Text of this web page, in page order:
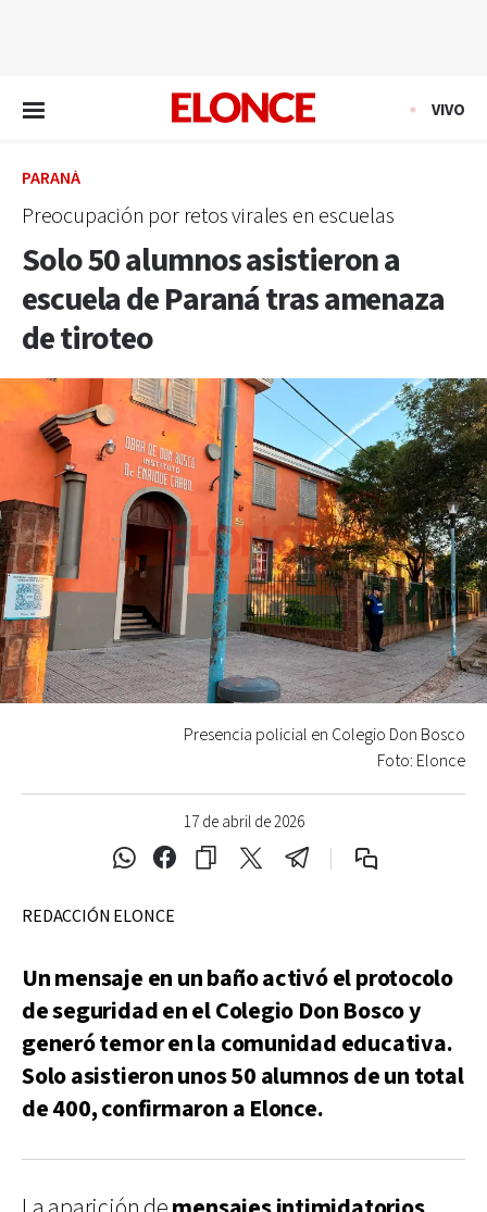
VIVO
PARANÁ
Preocupación por retos virales en escuelas
Solo 50 alumnos asistieron a
escuela de Paraná tras amenaza
de tiroteo
17 de abril de 2026
Presencia policial en Colegio Don Bosco
Foto: Elonce
REDACCIÓN ELONCE
Un mensaje en un baño activó el protocolo
de seguridad en el Colegio Don Bosco y
generó temor en la comunidad educativa.
Solo asistieron unos 50 alumnos de un total
de 400, confirmaron a Elonce.